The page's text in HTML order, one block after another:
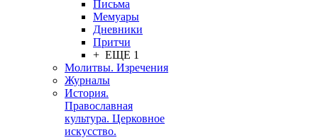
Письма
Мемуары
Дневники
Притчи
+ ЕЩЕ 1
Молитвы. Изречения
Журналы
История.
Православная
культура. Церковное
искусство.